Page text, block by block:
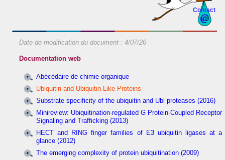
Contact
Date de modification du document : 4/07/26
Documentation web
Abécédaire de chimie organique
Ubiquitin and Ubiquitin-Like Proteins
Substrate specificity of the ubiquitin and Ubl proteases (2016)
Minireview: Ubiquitination-regulated G Protein-Coupled Receptor
Signaling and Trafficking (2013)
HECT and RING finger families of E3 ubiquitin ligases at a
glance (2012)
The emerging complexity of protein ubiquitination (2009)